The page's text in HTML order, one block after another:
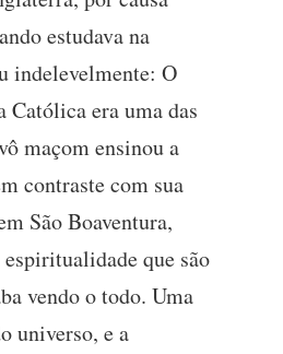
estudava na
indelevelmente: O
era uma das
maçom ensinou a
contraste com sua
São Boaventura,
que são
vendo o todo. Uma
universo, e a